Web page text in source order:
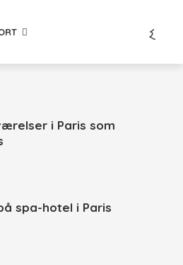
i Paris som
spa-hotel i Paris